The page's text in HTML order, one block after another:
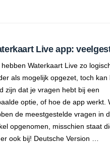
Live app:
hebben Waterkaart Live zo
als mogelijk opgezet, toch kan
zijn dat je vragen hebt bij een
optie, of hoe de app werkt.
de meestgestelde vragen in
opgenomen, misschien staat
ook bij! Deutsche Version …